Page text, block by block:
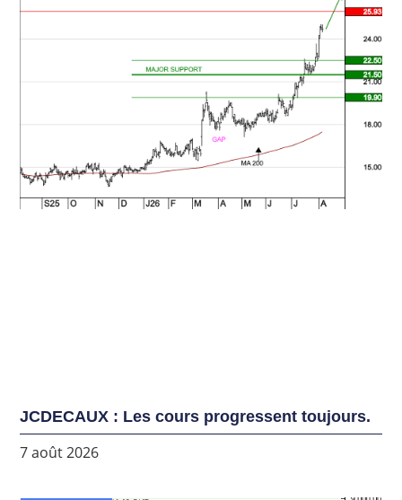
JCDECAUX : Les cours progressent toujours.
7 août 2026